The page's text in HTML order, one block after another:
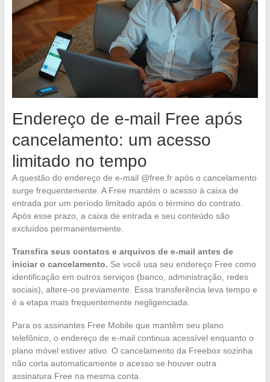
Endereço de e-mail Free após
cancelamento: um acesso
limitado no tempo
A questão do endereço de e-mail @free.fr após o cancelamento
surge frequentemente. A Free mantém o acesso à caixa de
entrada por um período limitado após o término do contrato.
Após esse prazo, a caixa de entrada e seu conteúdo são
excluídos permanentemente.
Transfira seus contatos e arquivos de e-mail antes de
iniciar o cancelamento. Se você usa seu endereço Free como
identificação em outros serviços (banco, administração, redes
sociais), altere-os previamente. Essa transferência leva tempo e
é a etapa mais frequentemente negligenciada.
Para os assinantes Free Mobile que mantêm seu plano
telefônico, o endereço de e-mail continua acessível enquanto o
plano móvel estiver ativo. O cancelamento da Freebox sozinha
não corta automaticamente o acesso se houver outra
assinatura Free na mesma conta.